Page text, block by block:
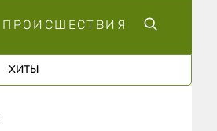
ПРОИСШЕСТВИЯ
ХИТЫ